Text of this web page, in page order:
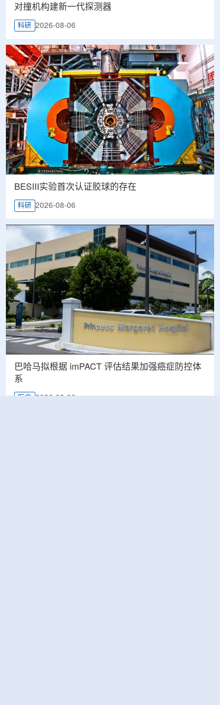
对撞机构建新一代探测器
科研 2026-08-06
BESIII实验首次认证胶球的存在
科研 2026-08-06
巴哈马拟根据 imPACT 评估结果加强癌症防控体
系
医疗 2026-08-06